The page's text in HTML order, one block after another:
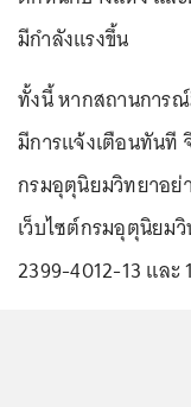
มีกำลังแรงขึ้น
ทั้งนี้ หากสถานการ
มีการแจ้งเตือนทันที
กรมอุตุนิยมวิทยาอย่
เว็บไซต์กรมอุตุนิยม
2399-4012-13 และ